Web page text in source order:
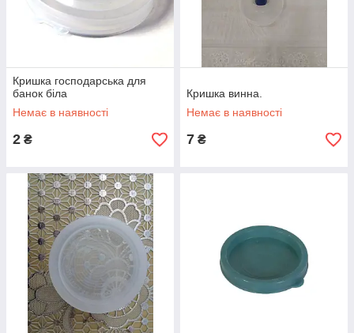
Кришка господарська для
банок біла
Немає в наявності
2 ₴
Кришка винна.
Немає в наявності
7 ₴